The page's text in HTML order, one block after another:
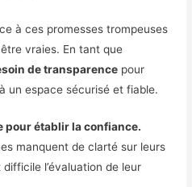
à ces promesses trompeuses
vraies. En tant que
de transparence pour
un espace sécurisé et fiable.
pour établir la confiance.
manquent de clarté sur leurs
l’évaluation de leur